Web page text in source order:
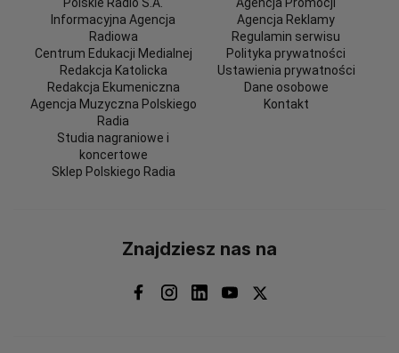
Informacyjna Agencja
Radiowa
Centrum Edukacji Medialnej
Redakcja Katolicka
Redakcja Ekumeniczna
Agencja Muzyczna Polskiego
Radia
Studia nagraniowe i
koncertowe
Sklep Polskiego Radia
Agencja Reklamy
Regulamin serwisu
Polityka prywatności
Ustawienia prywatności
Dane osobowe
Kontakt
Znajdziesz nas na